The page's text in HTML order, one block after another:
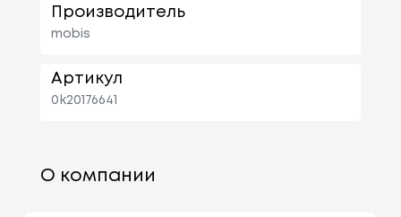
Производитель
mobis
Артикул
0k20176641
О компании